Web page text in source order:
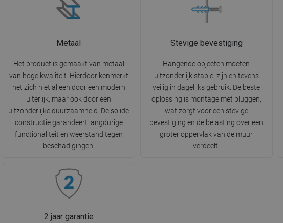
Metaal
Het product is gemaakt van metaal
van hoge kwaliteit. Hierdoor kenmerkt
het zich niet alleen door een modern
uiterlijk, maar ook door een
uitzonderlijke duurzaamheid. De solide
constructie garandeert langdurige
functionaliteit en weerstand tegen
beschadigingen.
Stevige bevestiging
Hangende objecten moeten
uitzonderlijk stabiel zijn en tevens
veilig in dagelijks gebruik. De beste
oplossing is montage met pluggen,
wat zorgt voor een stevige
bevestiging en de belasting over een
groter oppervlak van de muur
verdeelt.
2 jaar garantie